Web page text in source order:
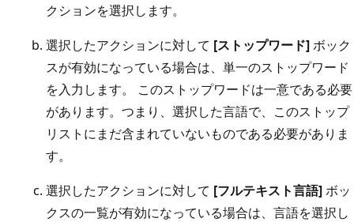
クションを選択します。
選択したアクションに対して [ストップワード]ボック
スが有効になっている場合は、単一のストップワード
を入力します。 このストップワードは一意である必要
があります。つまり、選択した言語で、このストップ
リストにまだ含まれていないものである必要がありま
す。
選択したアクションに対して [フルテキスト言語]ボッ
クスの一覧が有効になっている場合は、言語を選択し